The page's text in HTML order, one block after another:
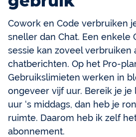
Cowork en Code verbruiken
sneller dan Chat. Een enkele
sessie kan zoveel verbruiken
chatberichten. Op het Pro-
Gebruikslimieten werken in
ongeveer vijf uur. Bereik je
uur ‘s middags, dan heb je
ruimte. Daarom heb ik zelf
abonnement.